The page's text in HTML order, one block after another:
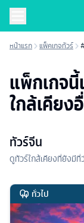
หน้าแรก แพ็คเกจทัวร์
แพ็กเกจ
ใกล้เคียง
ทัวร์จีน
ดูทัวร์ใกล้เคียงที่ยังมีที่
ทั่วไป